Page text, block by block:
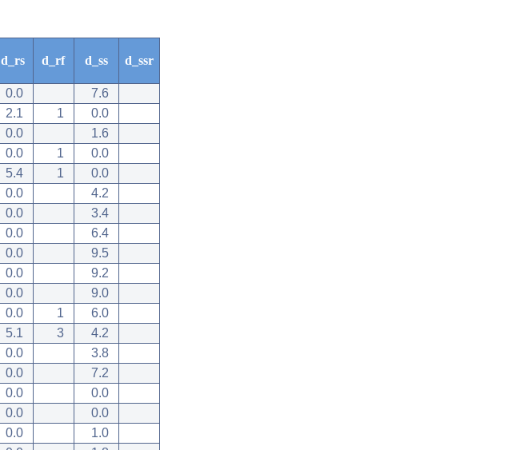
d_rs d_rf d_ss d_ssr
0.0
7.6
2.1 1
0.0
0.0
1.6
0.0 1
0.0
5.4 1
0.0
0.0
4.2
0.0
3.4
0.0
6.4
0.0
9.5
0.0
9.2
0.0
9.0
0.0 1
6.0
5.1 3
4.2
0.0
3.8
0.0
7.2
0.0
0.0
0.0
0.0
0.0
1.0